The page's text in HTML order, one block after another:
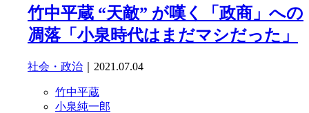
竹中平蔵 “天敵” が嘆く「政商」への
凋落「小泉時代はまだマシだった」
社会・政治 ｜2021.07.04
竹中平蔵
小泉純一郎